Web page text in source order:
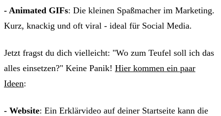
- Animated GIFs: Die kleinen Spaßmacher im Marketing.
Kurz, knackig und oft viral - ideal für Social Media.
Jetzt fragst du dich vielleicht: "Wo zum Teufel soll ich das
alles einsetzen?" Keine Panik! Hier kommen ein paar
Ideen:
- Website: Ein Erklärvideo auf deiner Startseite kann die